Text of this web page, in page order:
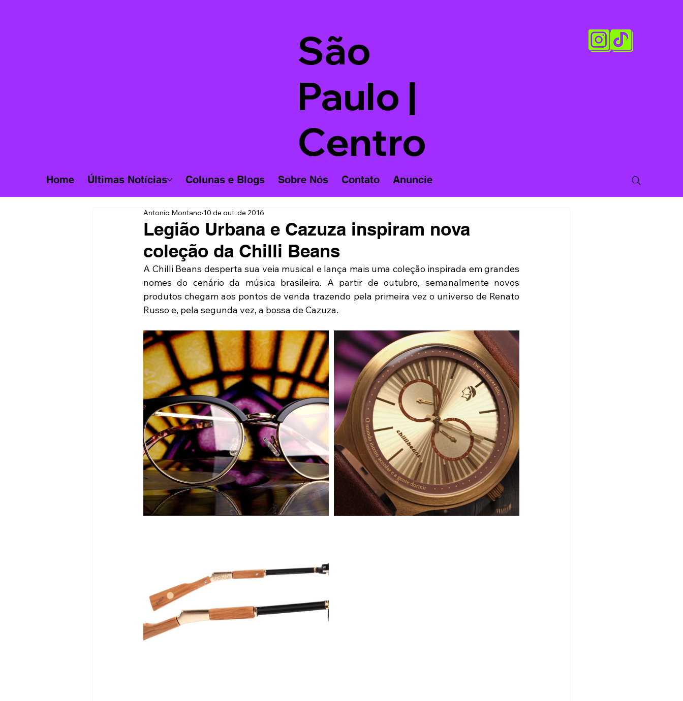
São
Paulo |
Centro
Home Últimas Notícias Colunas e Blogs Sobre Nós Contato Anuncie
Legião Urbana e Cazuza inspiram nova
coleção da Chilli Beans
Antonio Montano 10 de out. de 2016
A Chilli Beans desperta sua veia musical e lança mais uma coleção inspirada em grandes
nomes do cenário da música brasileira. A partir de outubro, semanalmente novos
produtos chegam aos pontos de venda trazendo pela primeira vez o universo de Renato
Russo e, pela segunda vez, a bossa de Cazuza.